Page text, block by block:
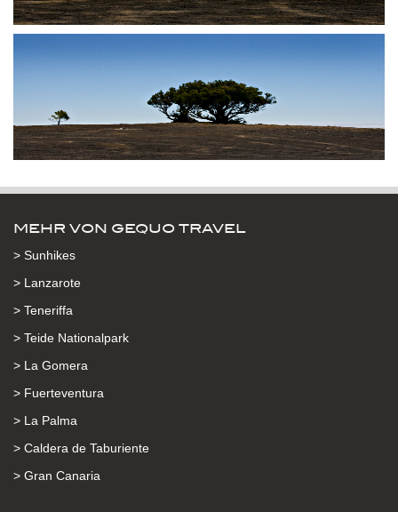
MEHR VON GEQUO TRAVEL
> Sunhikes
> Lanzarote
> Teneriffa
> Teide Nationalpark
> La Gomera
> Fuerteventura
> La Palma
> Caldera de Taburiente
> Gran Canaria